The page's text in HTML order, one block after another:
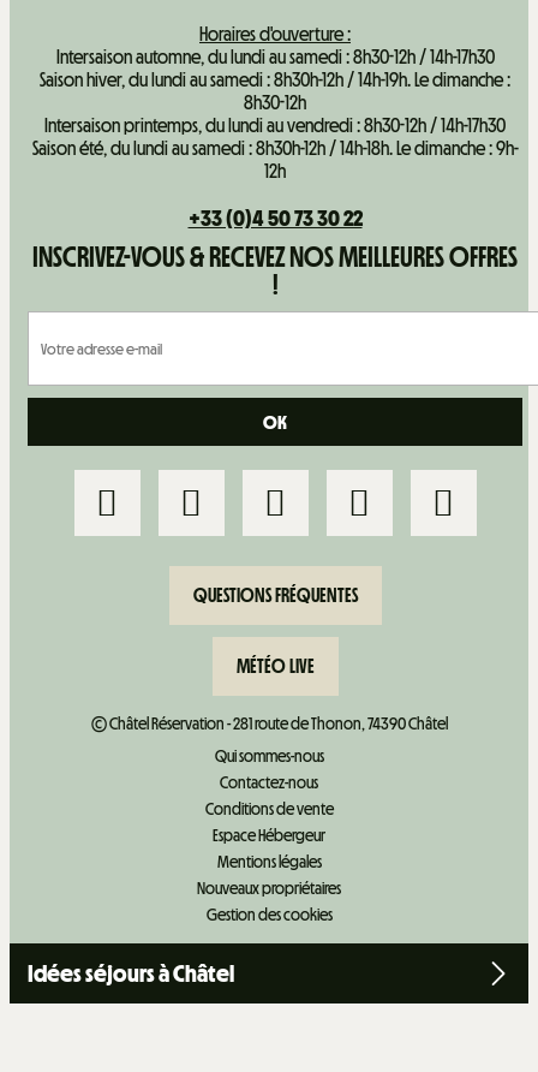
Horaires d'ouverture :
Intersaison automne, du lundi au samedi : 8h30-12h / 14h-17h30
Saison hiver, du lundi au samedi : 8h30h-12h / 14h-19h. Le dimanche :
8h30-12h
Intersaison printemps, du lundi au vendredi : 8h30-12h / 14h-17h30
Saison été, du lundi au samedi : 8h30h-12h / 14h-18h. Le dimanche : 9h-
12h
+33 (0)4 50 73 30 22
INSCRIVEZ-VOUS & RECEVEZ NOS MEILLEURES OFFRES
!
QUESTIONS FRÉQUENTES
MÉTÉO LIVE
© Châtel Réservation - 281 route de Thonon, 74390 Châtel
Qui sommes-nous
Contactez-nous
Conditions de vente
Espace Hébergeur
Mentions légales
Nouveaux propriétaires
Gestion des cookies
Idées séjours à Châtel